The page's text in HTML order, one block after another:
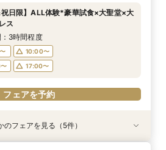
17:00〜
フェアを予約
フェアを予約
フェアを予約
17:00〜
フェアを予約
17:00〜
フェアを予約
17:00〜
フェアを予約
17:00〜
フェアを予約
祝日限】ALL体験*豪華試食×大聖堂×大
ス
3時間程度
10:00〜
17:00〜
フェアを予約
のフェアを見る（5件）